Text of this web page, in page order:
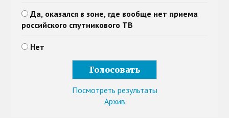
Да, оказался в зоне, где вообще нет приема
российского спутникового ТВ
Нет
Посмотреть результаты
Архив